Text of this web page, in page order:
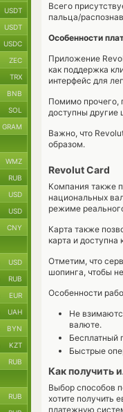
Всего
пальца/
Особенности
Приложение
как поддержка
интерфейс для
Помимо прочего,
доступны другие
Важно, что
образом.
Revolut Card
Компания также
национальных
режиме
Карта также
карта и
Отметим, что
шопинга, чтобы
Особенности
Не
валюте.
Бесплатный
Быстрые
Как получить
Выбор способов
хотите получить
платежную
USDT
USDT
USDC
ZEC
TRX
BNB
SOL
GRAM
WMZ
RUB
USD
USD
CNY
USD
RUB
EUR
UAH
BYN
KZT
RUB
RUB